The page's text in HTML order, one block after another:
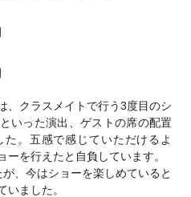
、クラスメイトで行う3度目のシ
いった演出、ゲストの席の配置
。五感で感じていただけるよ
を行えたと自負しています。
、今はショーを楽しめていると
いました。